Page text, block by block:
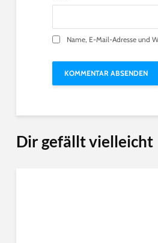
Name, E-Mail-Adresse und
Dir gefällt vielleicht